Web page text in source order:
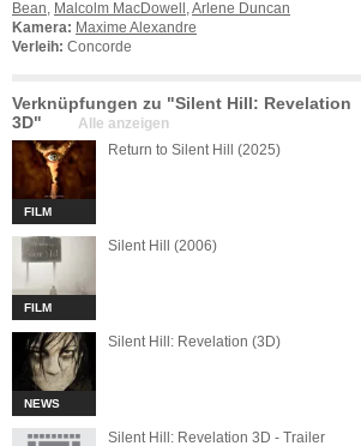
Bean
Malcolm MacDowell
Arlene Duncan
Kamera: Maxime Alexandre
Verleih: Concorde
Verknüpfungen zu "Silent Hill: Revelation
3D"
Alle anzeigen
FILM
Return to Silent Hill (2025)
FILM
Silent Hill (2006)
NEWS
Silent Hill: Revelation (3D)
Silent Hill: Revelation 3D - Trailer